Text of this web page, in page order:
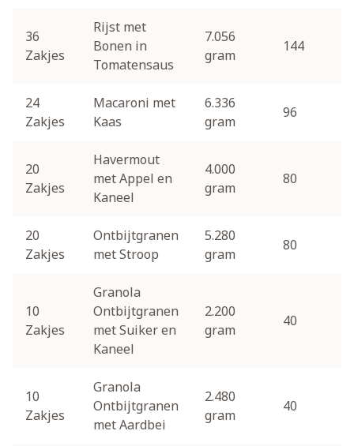
36
Zakjes
Rijst met
Bonen in
Tomatensaus
7.056
gram
144
24
Zakjes
Macaroni met
Kaas
6.336
gram
96
20
Zakjes
Havermout
met Appel en
Kaneel
4.000
gram
80
20
Zakjes
Ontbijtgranen
met Stroop
5.280
gram
80
10
Zakjes
Granola
Ontbijtgranen
met Suiker en
Kaneel
2.200
gram
40
10
Zakjes
Granola
Ontbijtgranen
met Aardbei
2.480
gram
40